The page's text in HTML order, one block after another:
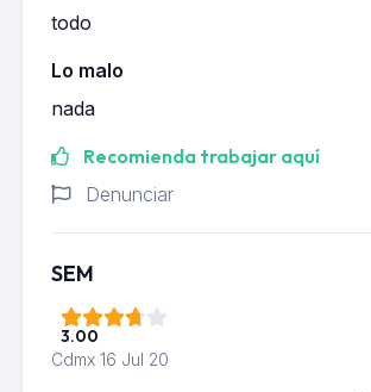
todo
Lo malo
nada
Recomienda trabajar aquí
Denunciar
SEM
3.00
Cdmx 16 Jul 20